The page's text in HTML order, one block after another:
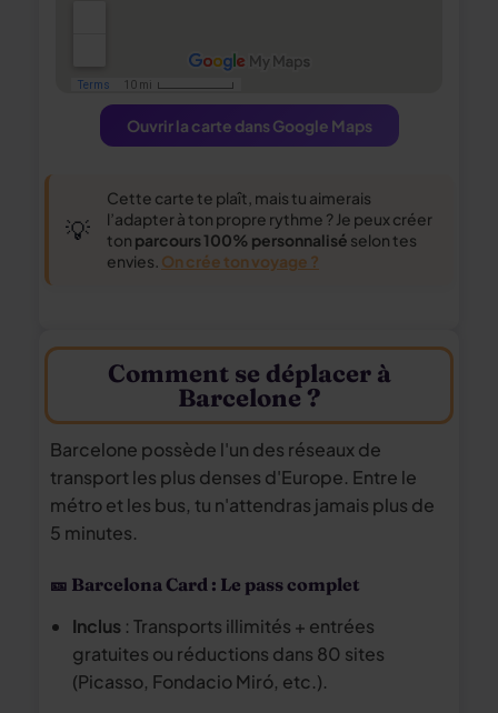
Ouvrir la carte dans Google Maps
💡
Cette carte te plaît, mais tu aimerais
l’adapter à ton propre rythme ? Je peux créer
ton parcours 100% personnalisé selon tes
envies. On crée ton voyage ?
Comment se déplacer à
Barcelone ?
Barcelone possède l'un des réseaux de
transport les plus denses d'Europe. Entre le
métro et les bus, tu n'attendras jamais plus de
5 minutes.
🎫 Barcelona Card : Le pass complet
Inclus : Transports illimités + entrées
gratuites ou réductions dans 80 sites
(Picasso, Fondacio Miró, etc.).